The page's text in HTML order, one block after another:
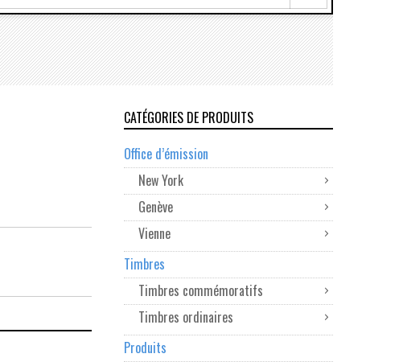
CATÉGORIES DE PRODUITS
Office d’émission
New York
Genève
Vienne
Timbres
Timbres commémoratifs
Timbres ordinaires
Produits